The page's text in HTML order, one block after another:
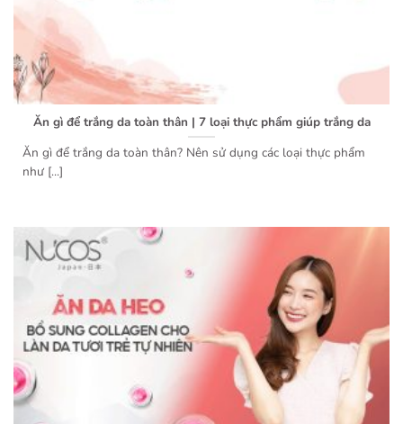
Ăn gì để trắng da toàn thân | 7 loại thực phẩm giúp trắng da
Ăn gì để trắng da toàn thân? Nên sử dụng các loại thực phẩm
như [...]